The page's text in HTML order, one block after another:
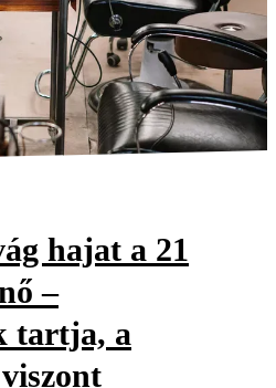
hajat a 21
–
tartja, a